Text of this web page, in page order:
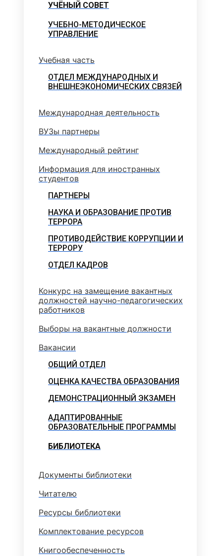
УЧЁНЫЙ СОВЕТ
УЧЕБНО-МЕТОДИЧЕСКОЕ
УПРАВЛЕНИЕ
Учебная часть
ОТДЕЛ МЕЖДУНАРОДНЫХ И
ВНЕШНЕЭКОНОМИЧЕСКИХ СВЯЗЕЙ
Международная деятельность
ВУЗы партнеры
Международный рейтинг
Информация для иностранных
студентов
ПАРТНЕРЫ
НАУКА И ОБРАЗОВАНИЕ ПРОТИВ
ТЕРРОРА
ПРОТИВОДЕЙСТВИЕ КОРРУПЦИИ И
ТЕРРОРУ
ОТДЕЛ КАДРОВ
Конкурс на замещение вакантных
должностей научно-педагогических
работников
Выборы на вакантные должности
Вакансии
ОБЩИЙ ОТДЕЛ
ОЦЕНКА КАЧЕСТВА ОБРАЗОВАНИЯ
ДЕМОНСТРАЦИОННЫЙ ЭКЗАМЕН
АДАПТИРОВАННЫЕ
ОБРАЗОВАТЕЛЬНЫЕ ПРОГРАММЫ
БИБЛИОТЕКА
Документы библиотеки
Читателю
Ресурсы библиотеки
Комплектование ресурсов
Книгообеспеченность